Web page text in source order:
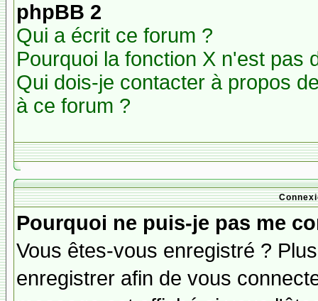
phpBB 2
Qui a écrit ce forum ?
Pourquoi la fonction X n'est pas
Qui dois-je contacter à propos
à ce forum ?
Pourquoi ne puis-je pas me
Vous êtes-vous enregistré ?
enregistrer afin de vous